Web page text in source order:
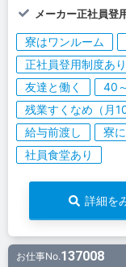
メーカー正社員登
寮はワンルーム
正社員登用制度あり
友達と働く
40
残業すくなめ（月
給与前渡し
寮
社員食堂あり
詳細を
お仕事No.137008